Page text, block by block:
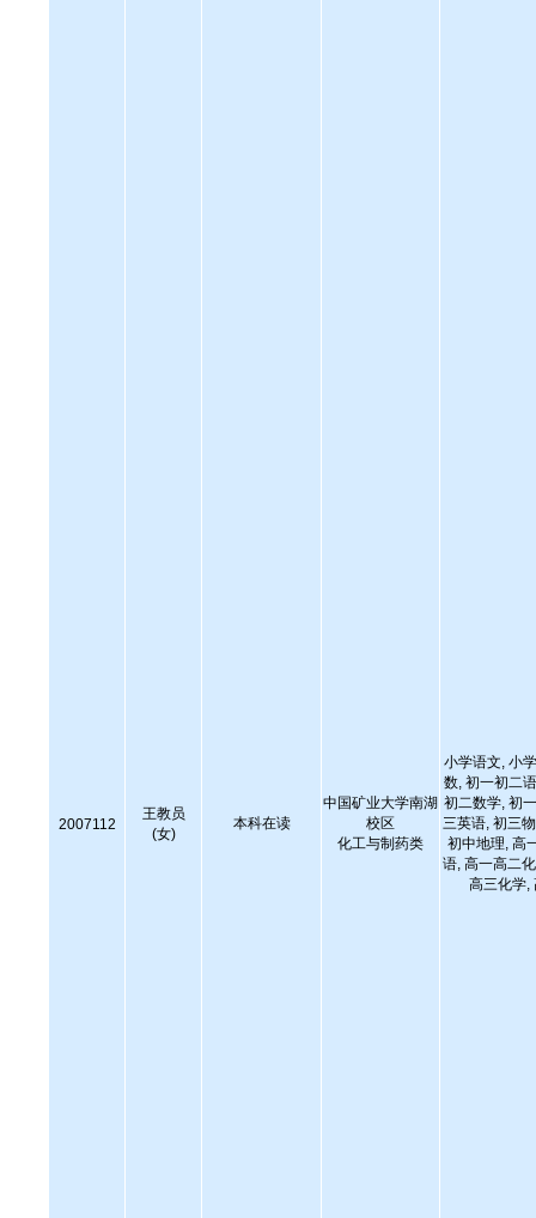
2007112
王教员
(女)
本科在读
中国矿业大学南湖
校区
化工与制药类
小学语文, 小
数, 初一初二
初二数学, 初
三英语, 初三
初中地理, 高
语, 高一高二
高三化学,